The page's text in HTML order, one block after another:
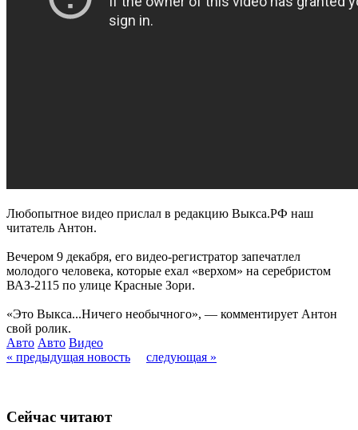
Любопытное видео прислал в редакцию Выкса.РФ наш
читатель Антон.
Вечером 9 декабря, его видео-регистратор запечатлел
молодого человека, которые ехал «верхом» на серебристом
ВАЗ-2115 по улице Красные Зори.
«Это Выкса...Ничего необычного», — комментирует Антон
свой ролик.
Авто Авто Видео
« предыдущая новость
следующая »
Сейчас читают